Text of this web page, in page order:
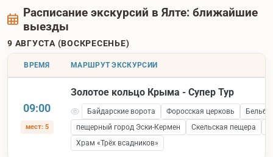
Расписание экскурсий в Ялте: ближайшие
выезды
9 АВГУСТА (ВОСКРЕСЕНЬЕ)
ВРЕМЯ МАРШРУТ ЭКСКУРСИИ
09:00
мест: 5
Золотое кольцо Крыма - Супер Тур
Байдарские ворота Форосская церковь
пещерный город Эски-Кермен
Скельская пещера
Храм «Трёх всадников»